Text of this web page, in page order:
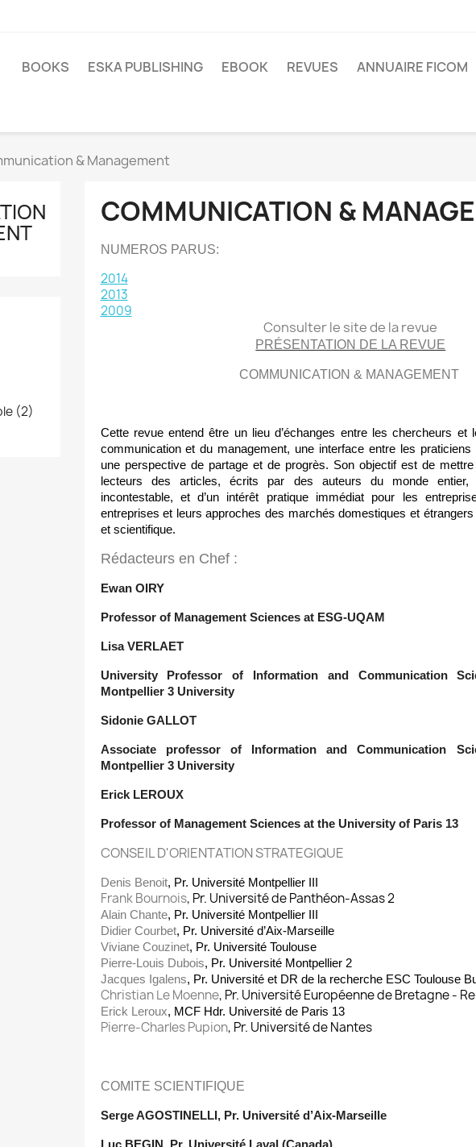
BOOKS ESKA PUBLISHING EBOOK REVUES ANNUAIRE FICOM
& Management
(2)
COMMUNICATION &
NUMEROS PARUS:
2014
2013
2009
Consulter le site de la revue
PRÉSENTATION DE LA REVUE
COMMUNICATION & MANAGEMENT
Cette revue entend être un lieu d’échanges entre les chercheurs et
communication et du management, une interface entre les
une perspective de partage et de progrès. Son objectif est de
lecteurs des articles, écrits par des auteurs du monde entier,
incontestable, et d’un intérêt pratique immédiat pour les
entreprises et leurs approches des marchés domestiques et
et scientifique.
Rédacteurs en Chef :
Ewan OIRY
Professor of Management Sciences at ESG-UQAM
Lisa VERLAET
University Professor of Information and Communication
Montpellier 3 University
Sidonie GALLOT
Associate professor of Information and Communication
Montpellier 3 University
Erick LEROUX
Professor of Management Sciences at the University of Paris 13
CONSEIL D'ORIENTATION STRATEGIQUE
Denis Benoit, Pr. Université Montpellier III
Frank Bournois, Pr. Université de Panthéon-Assas 2
Alain Chante, Pr. Université Montpellier III
Didier Courbet, Pr. Université d’Aix-Marseille
Viviane Couzinet, Pr. Université Toulouse
Pierre-Louis Dubois, Pr. Université Montpellier 2
Jacques Igalens, Pr. Université et DR de la recherche ESC Toulouse
Christian Le Moenne, Pr. Université Européenne de Bretagne -
Erick Leroux, MCF Hdr. Université de Paris 13
Pierre-Charles Pupion, Pr. Université de Nantes
COMITE SCIENTIFIQUE
Serge AGOSTINELLI, Pr. Université d’Aix-Marseille